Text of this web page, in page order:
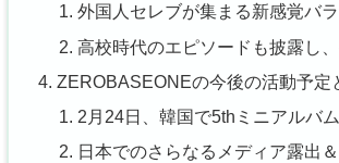
外国人セレブが集まる新感覚バ
高校時代のエピソードも披露し
ZEROBASEONEの今後の活動予定
2月24日、韓国で5thミニアルバ
日本でのさらなるメディア露出